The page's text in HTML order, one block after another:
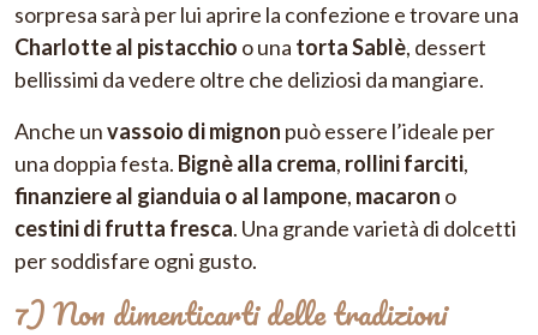
sorpresa sarà per lui aprire la confezione e trovare una
Charlotte al pistacchio o una torta Sablè, dessert
bellissimi da vedere oltre che deliziosi da mangiare.
Anche unvassoio di mignon può essere l’ideale per
una doppia festa. Bignè alla crema, rollini farciti,
finanziere al gianduia o al lampone, macaron o
cestini di frutta fresca. Una grande varietà di dolcetti
per soddisfare ogni gusto.
7) Non dimenticarti delle tradizioni